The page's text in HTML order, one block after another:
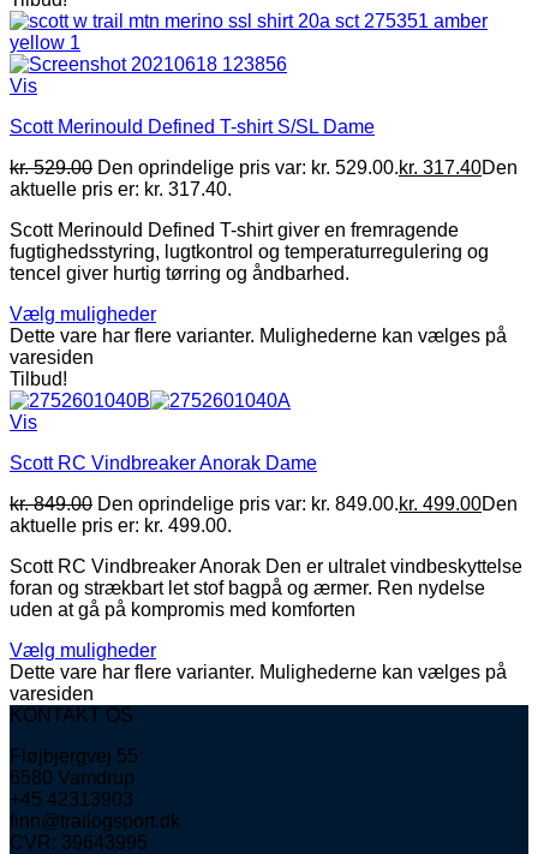
Vis
Scott Merinould Defined T-shirt S/SL Dame
kr.529.00 Den oprindelige pris var: kr. 529.00.kr. 317.40Den
aktuelle pris er: kr. 317.40.
Scott Merinould Defined T-shirt giver en fremragende
fugtighedsstyring, lugtkontrol og temperaturregulering og
tencel giver hurtig tørring og åndbarhed.
Vælg muligheder
Dette vare har flere varianter. Mulighederne kan vælges på
varesiden
Tilbud!
Vis
Scott RC Vindbreaker Anorak Dame
kr.849.00 Den oprindelige pris var: kr. 849.00.kr. 499.00Den
aktuelle pris er: kr. 499.00.
Scott RC Vindbreaker Anorak Den er ultralet vindbeskyttelse
foran og strækbart let stof bagpå og ærmer. Ren nydelse
uden at gå på kompromis med komforten
Vælg muligheder
Dette vare har flere varianter. Mulighederne kan vælges på
varesiden
KONTAKT OS
Fløjbjergvej 55
6580 Vamdrup
+45 42313903
finn@trailogsport.dk
CVR: 39643995